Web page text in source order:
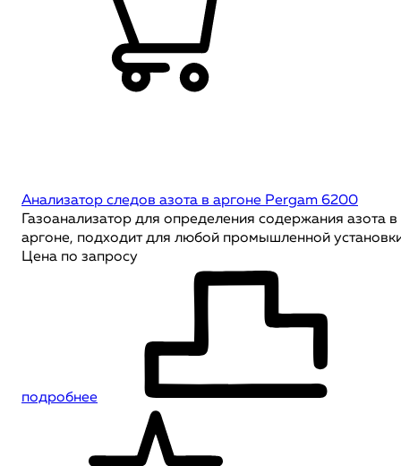
Анализатор следов азота в аргоне Pergam 6200
Газоанализатор для определения содержания азота в
аргоне, подходит для любой промышленной
Цена по запросу
подробнее